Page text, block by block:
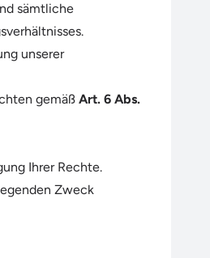
sämtliche
unserer
gemäß Art. 6 Abs.
Ihrer Rechte.
Zweck